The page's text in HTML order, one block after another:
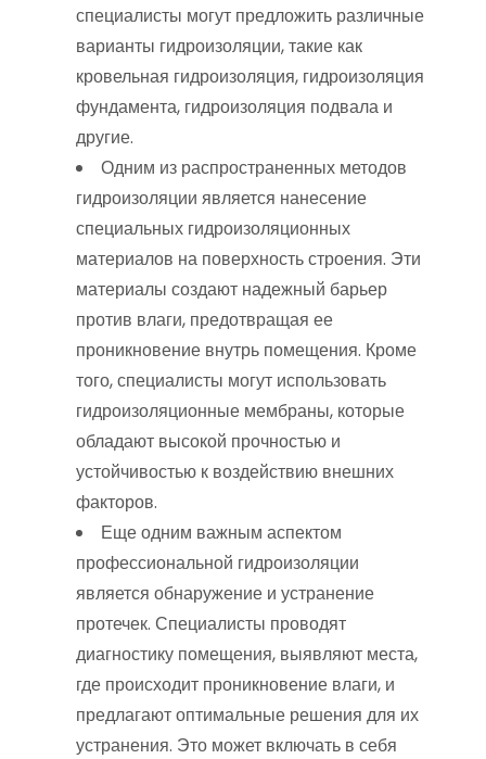
специалисты могут предложить различные
варианты гидроизоляции, такие как
кровельная гидроизоляция, гидроизоляция
фундамента, гидроизоляция подвала и
другие.
Одним из распространенных методов
гидроизоляции является нанесение
специальных гидроизоляционных
материалов на поверхность строения. Эти
материалы создают надежный барьер
против влаги, предотвращая ее
проникновение внутрь помещения. Кроме
того, специалисты могут использовать
гидроизоляционные мембраны, которые
обладают высокой прочностью и
устойчивостью к воздействию внешних
факторов.
Еще одним важным аспектом
профессиональной гидроизоляции
является обнаружение и устранение
протечек. Специалисты проводят
диагностику помещения, выявляют места,
где происходит проникновение влаги, и
предлагают оптимальные решения для их
устранения. Это может включать в себя